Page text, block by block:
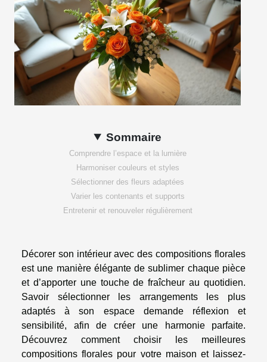
Sommaire
Comprendre l’espace et la lumière
Harmoniser couleurs et styles
Sélectionner des fleurs adaptées
Varier les contenants et supports
Entretenir et renouveler régulièrement
Décorer son intérieur avec des compositions florales
est une manière élégante de sublimer chaque pièce
et d’apporter une touche de fraîcheur au quotidien.
Savoir sélectionner les arrangements les plus
adaptés à son espace demande réflexion et
sensibilité, afin de créer une harmonie parfaite.
Découvrez comment choisir les meilleures
compositions florales pour votre maison et laissez-